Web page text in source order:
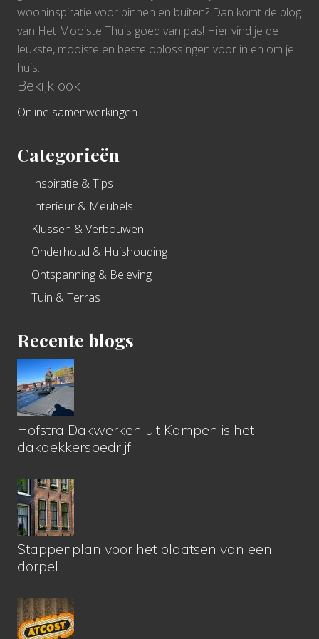
wooninspiratie voor binnen en buiten? Dan komt de blog
van Het Mooiste Thuis goed van pas! Hier vind je de
leukste, mooiste en beste oplossingen voor in en om je
huis.
Bekijk ook
Online samenwerkingen
Categorieën
Inspiratie & Tips
Interieur & Meubels
Klussen & Verbouwen
Onderhoud & Huishouding
Ontspanning & Beleving
Tuin & Terras
Recente blogs
Hofstra Dakwerken uit Kampen is het
dakdekkersbedrijf
Stappenplan voor het plaatsen van een
dorpel